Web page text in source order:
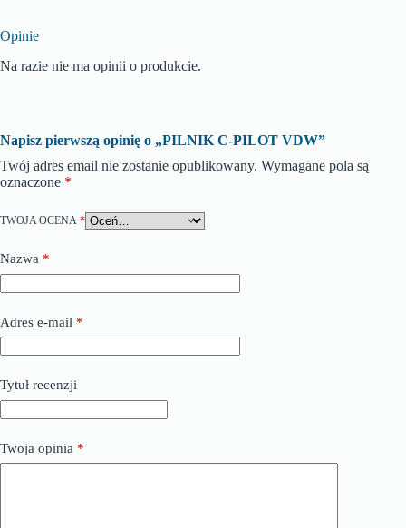
Opinie
Na razie nie ma opinii o produkcie.
Napisz pierwszą opinię o „PILNIK C-PILOT VDW”
Twój adres email nie zostanie opublikowany. Wymagane pola są
oznaczone *
TWOJA OCENA *
Nazwa *
Adres e-mail *
Tytuł recenzji
Twoja opinia *